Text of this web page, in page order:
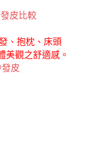
皮比較
、抱枕、床頭
美觀之舒適感。
皮